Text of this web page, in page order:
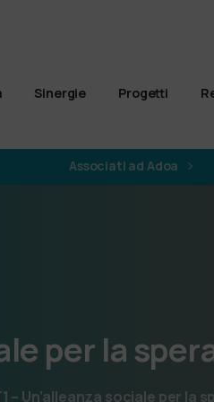
Sinergie Progetti
Associati ad Adoa
per la
– Un’alleanza sociale per la